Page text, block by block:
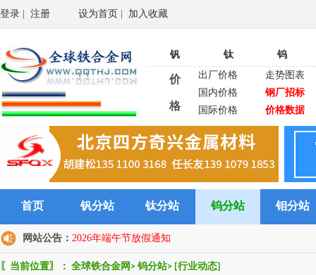
登录 注册 设为首页 加入收藏
钒 钛 钨
价
格
出厂价格
走势图表
国内价格
钢厂招标
国际价格
价格数据
首页 钒分站 钛分站 钨分站 钼分站
网站公告： 2026年端午节放假通知
〖当前位置〗： 全球铁合金网 > 钨分站> [行业动态]